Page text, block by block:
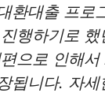
환대출 프로
행하기로
으로 인해
됩니다. 자